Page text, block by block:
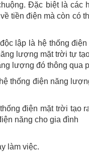
Đặc biệt là các
tiền điện mà còn có
lập là hệ thống
lượng mặt trời tự
lượng đó thông qua
thống điện năng
điện mặt trời tạo
năng cho gia đình
làm việc.